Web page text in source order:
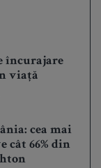
încurajare
viață
cea mai
cât 66% din